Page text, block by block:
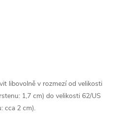
libovolně v rozmezí od velikosti
1,7 cm) do velikosti 62/US
cca 2 cm).